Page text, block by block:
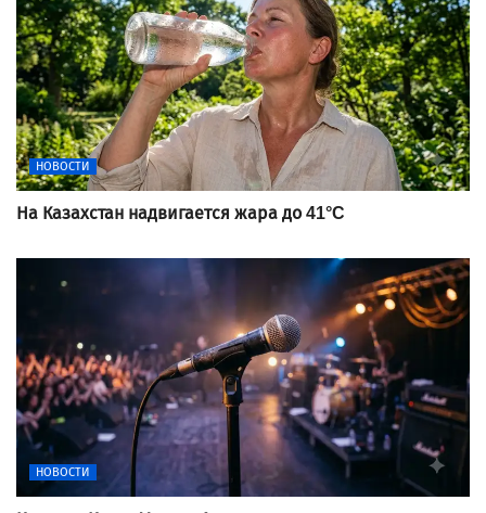
НОВОСТИ
На Казахстан надвигается жара до 41°C
НОВОСТИ